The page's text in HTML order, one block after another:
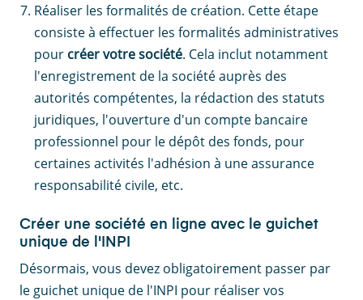
Réaliser les formalités de création. Cette étape
consiste à effectuer les formalités administratives
pour créer votre société. Cela inclut notamment
l'enregistrement de la société auprès des
autorités compétentes, la rédaction des statuts
juridiques, l'ouverture d'un compte bancaire
professionnel pour le dépôt des fonds, pour
certaines activités l'adhésion à une assurance
responsabilité civile, etc.
Créer une société en ligne avec le guichet
unique de l'INPI
Désormais, vous devez obligatoirement passer par
le guichet unique de l'INPI pour réaliser vos